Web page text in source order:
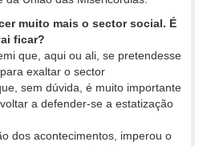
muito mais o sector social. É
ficar?
que, aqui ou ali, se pretendesse
exaltar o sector
sem dúvida, é muito importante
a defender-se a estatização
dos acontecimentos, imperou o